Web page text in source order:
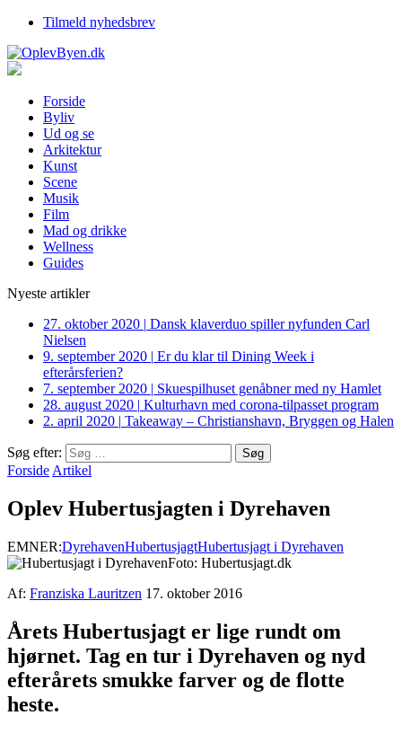
Tilmeld nyhedsbrev
Forside
Byliv
Ud og se
Arkitektur
Kunst
Scene
Musik
Film
Mad og drikke
Wellness
Guides
Nyeste artikler
27. oktober 2020 | Dansk klaverduo spiller nyfunden Carl
Nielsen
9. september 2020 | Er du klar til Dining Week i
efterårsferien?
7. september 2020 | Skuespilhuset genåbner med ny Hamlet
28. august 2020 | Kulturhavn med corona-tilpasset program
2. april 2020 | Takeaway – Christianshavn, Bryggen og Halen
Søg efter:
Forside Artikel
Oplev Hubertusjagten i Dyrehaven
EMNER:DyrehavenHubertusjagtHubertusjagt i Dyrehaven
Foto: Hubertusjagt.dk
Af: Franziska Lauritzen 17. oktober 2016
Årets Hubertusjagt er lige rundt om
hjørnet. Tag en tur i Dyrehaven og nyd
efterårets smukke farver og de flotte
heste.